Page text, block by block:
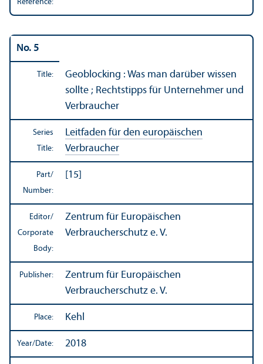
Reference:
No. 5
Title:
Geoblocking : Was man darüber wissen
sollte ; Rechtstipps für Unternehmer und
Verbraucher
Series
Title:
Leitfaden für den europäischen
Verbraucher
Part/
Number:
[15]
Editor/
Corporate
Body:
Zentrum für Europäischen
Verbraucherschutz e. V.
Publisher:
Zentrum für Europäischen
Verbraucherschutz e. V.
Place: Kehl
Year/Date: 2018